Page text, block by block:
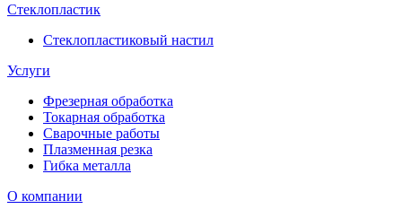
Стеклопластик
Стеклопластиковый настил
Услуги
Фрезерная обработка
Токарная обработка
Сварочные работы
Плазменная резка
Гибка металла
О компании